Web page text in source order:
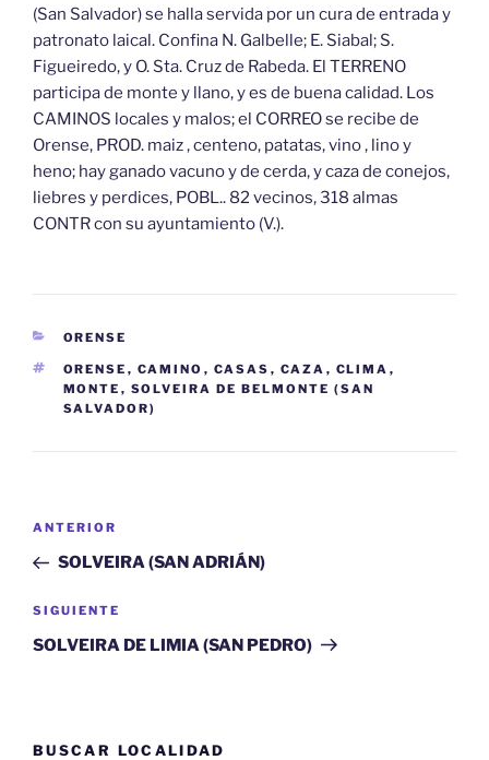
(San Salvador) se halla servida por un cura de entrada y
patronato laical. Confina N. Galbelle; E. Siabal; S.
Figueiredo, y O. Sta. Cruz de Rabeda. El TERRENO
participa de monte y llano, y es de buena calidad. Los
CAMINOS locales y malos; el CORREO se recibe de
Orense, PROD. maiz , centeno, patatas, vino , lino y
heno; hay ganado vacuno y de cerda, y caza de conejos,
liebres y perdices, POBL.. 82 vecinos, 318 almas
CONTR con su ayuntamiento (V.).
CATEGORÍAS
ORENSE
ETIQUETAS
ORENSE , CAMINO , CASAS , CAZA , CLIMA ,
MONTE , SOLVEIRA DE BELMONTE (SAN
SALVADOR)
Navegación
entradas
Entrada
anterior:
ANTERIOR
SOLVEIRA (SAN ADRIÁN)
Siguiente
entrada
SIGUIENTE
SOLVEIRA DE LIMIA (SAN PEDRO)
BUSCAR LOCALIDAD